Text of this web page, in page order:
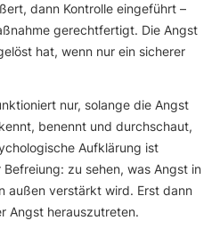
dann Kontrolle eingeführt –
gerechtfertigt. Die Angst
hat, wenn nur ein sicherer
nur, solange die Angst
benennt und durchschaut,
Aufklärung ist
zu sehen, was Angst in
außen verstärkt wird. Erst dann
Angst herauszutreten.